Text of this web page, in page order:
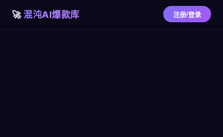
混沌AI爆款库 注册/登录